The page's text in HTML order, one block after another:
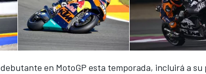
debutante en MotoGP esta temporada, incluirá a su